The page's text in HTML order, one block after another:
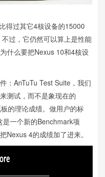
得过其它4核设备的15000
过，它仍然可以算上是性能
什么要把Nexus 10和4核设
：AnTuTu Test Suite，我们
测试，而不是象现在的
的理论成绩。做用户的标
是一个新的Benchmark项
Nexus 4的成绩加了进来。